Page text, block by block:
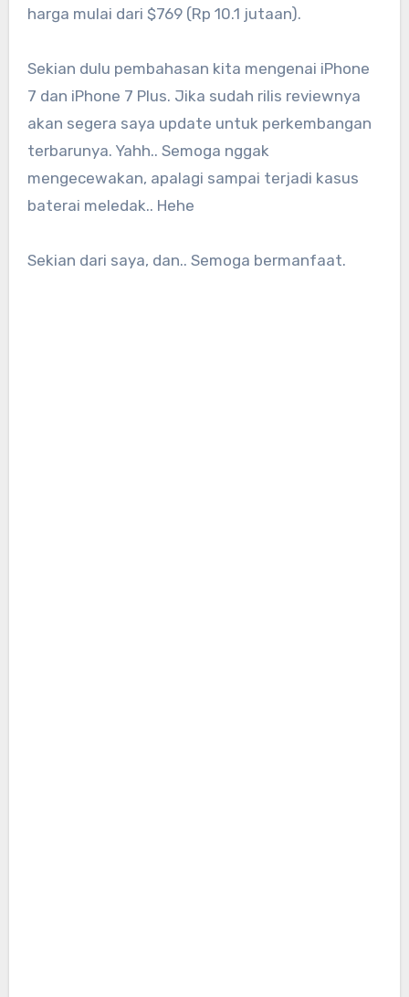
harga mulai dari $769 (Rp 10.1 jutaan).
Sekian dulu pembahasan kita mengenai iPhone
7 dan iPhone 7 Plus. Jika sudah rilis reviewnya
akan segera saya update untuk perkembangan
terbarunya. Yahh.. Semoga nggak
mengecewakan, apalagi sampai terjadi kasus
baterai meledak.. Hehe
Sekian dari saya, dan.. Semoga bermanfaat.